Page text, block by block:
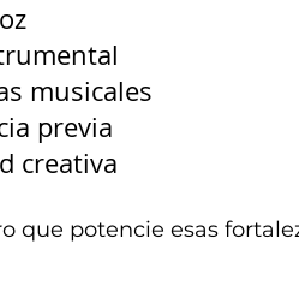
musicales
previa
creativa
que potencie esas